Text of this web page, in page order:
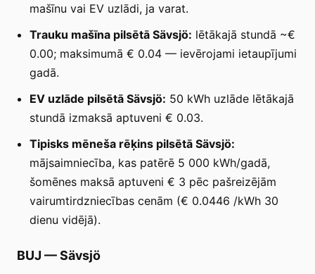
mašīnu vai EV uzlādi, ja varat.
Trauku mašīna pilsētā Sävsjö: lētākajā stundā ~€
0.00; maksimumā € 0.04 — ievērojami ietaupījumi
gadā.
EV uzlāde pilsētā Sävsjö: 50 kWh uzlāde lētākajā
stundā izmaksā aptuveni € 0.03.
Tipisks mēneša rēķins pilsētā Sävsjö:
mājsaimniecība, kas patērē 5 000 kWh/gadā,
šomēnes maksā aptuveni € 3 pēc pašreizējām
vairumtirdzniecības cenām (€ 0.0446 /kWh 30
dienu vidējā).
BUJ —Sävsjö